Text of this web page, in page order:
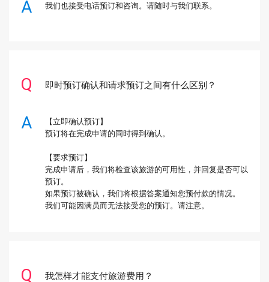
我们也接受电话预订和咨询。请随时与我们联系。
即时预订确认和请求预订之间有什么区别？
【立即确认预订】
预订将在完成申请的同时得到确认。
【要求预订】
完成申请后，我们将检查该旅游的可用性，并回复是否可以
预订。
如果预订被确认，我们将根据答案通知您预付款的情况。
我们可能因满员而无法接受您的预订。请注意。
我怎样才能支付旅游费用？